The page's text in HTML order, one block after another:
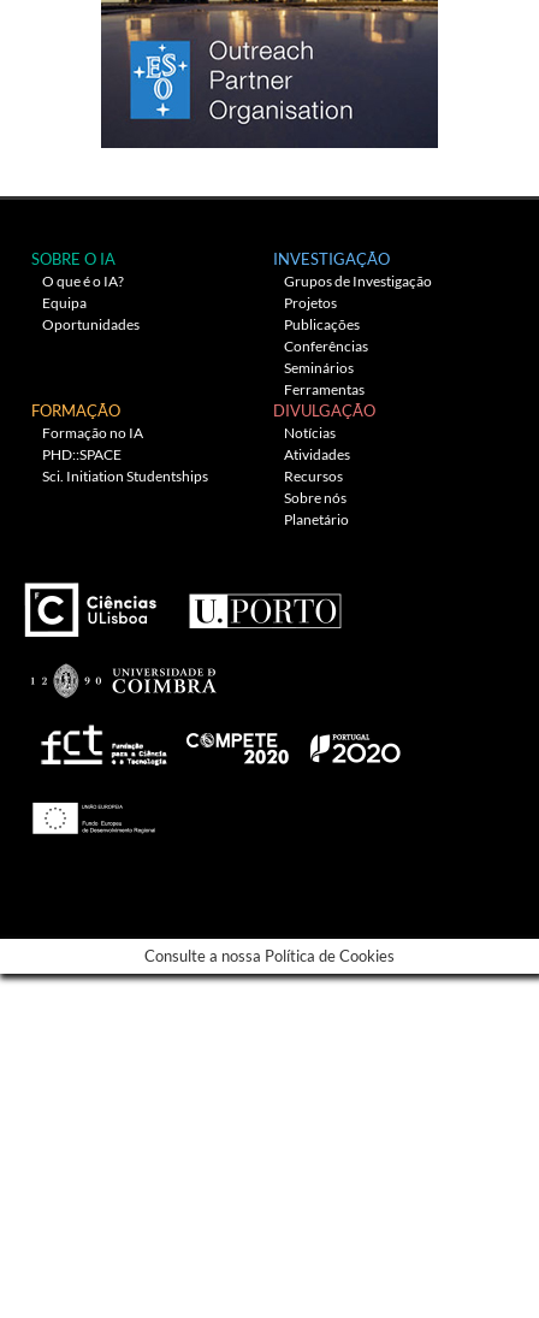
SOBRE O IA
O que é o IA?
Equipa
Oportunidades
INVESTIGAÇÃO
Grupos de Investigação
Projetos
Publicações
Conferências
Seminários
Ferramentas
FORMAÇÃO
Formação no IA
PHD::SPACE
Sci. Initiation Studentships
DIVULGAÇÃO
Notícias
Atividades
Recursos
Sobre nós
Planetário
Consulte a nossa Política de Cookies